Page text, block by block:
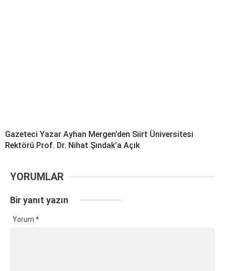
Gazeteci Yazar Ayhan Mergen’den Siirt Üniversitesi
Rektörü Prof. Dr. Nihat Şındak’a Açık
YORUMLAR
Bir yanıt yazın
Yorum *